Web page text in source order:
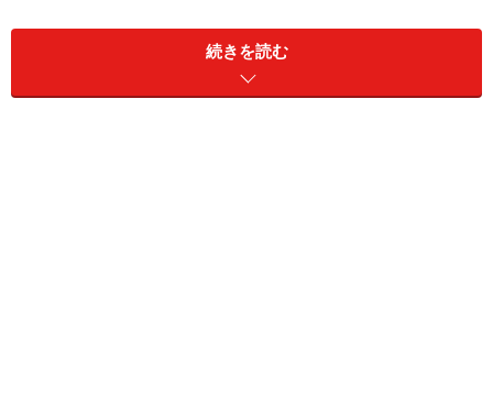
でしょう。トライ＆エラーで、やっていきましょう。ダ
メなら直す、やり直せばいいと気楽に構えて。
続きを読む